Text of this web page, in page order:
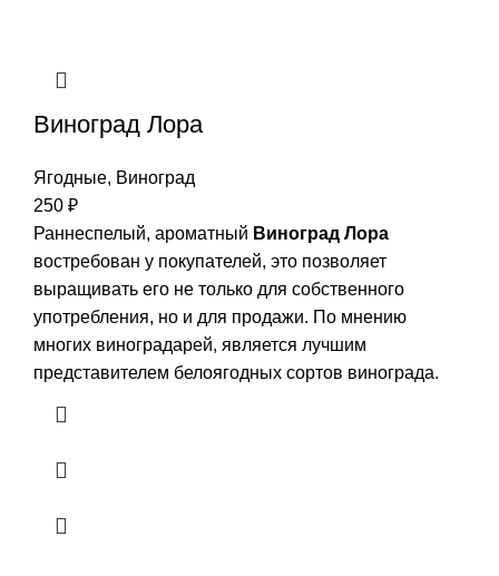
Виноград Лора
Ягодные, Виноград
250 ₽
Раннеспелый, ароматный Виноград Лора
востребован у покупателей, это позволяет
выращивать его не только для собственного
употребления, но и для продажи. По мнению
многих виноградарей, является лучшим
представителем белоягодных сортов винограда.